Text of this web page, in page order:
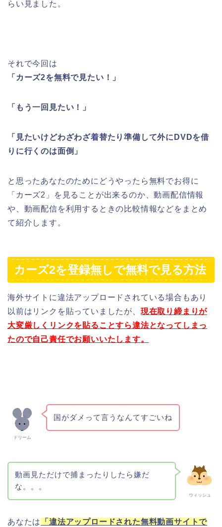
らい見ました。
それで今回は
「カーズ2を無料で見たい！」
「もう一回見たい！」
「見たいけどわざわざ着替たり準備して外にDVDを借
りに行くのは面倒」
と思ったあなたのためにどうやったら無料でお得に
「カーズ2」を見ることが出来るのか、動画配信情報
や、動画配信を利用するときの比較情報などをまとめ
て紹介します。
カーズ2を登録無しで無料で見る方法
海外サイトに違法アップロードされている場合もあり
以前はリンクを貼っていましたが
現在取り締まりが
大変厳しくリンクを貼ることすら違法となってしまっ
たので自己責任でお願いいたします。
ドリーム
国がダメって言うなんてすごいね
ウィッシュ
動画見ただけで捕まったりしたら嫌だ
な。。。
あなたは
「違法アップロードされた無料動画サイトで